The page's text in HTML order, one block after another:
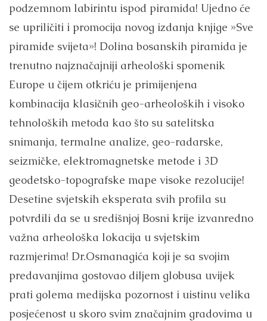
podzemnom labirintu ispod piramida! Ujedno će
se upriličiti i promocija novog izdanja knjige »Sve
piramide svijeta»! Dolina bosanskih piramida je
trenutno najznačajniji arheološki spomenik
Europe u čijem otkriću je primijenjena
kombinacija klasičnih geo-arheoloških i visoko
tehnoloških metoda kao što su satelitska
snimanja, termalne analize, geo-radarske,
seizmičke, elektromagnetske metode i 3D
geodetsko-topografske mape visoke rezolucije!
Desetine svjetskih eksperata svih profila su
potvrdili da se u središnjoj Bosni krije izvanredno
važna arheološka lokacija u svjetskim
razmjerima! Dr.Osmanagića koji je sa svojim
predavanjima gostovao diljem globusa uvijek
prati golema medijska pozornost i uistinu velika
posjećenost u skoro svim značajnim gradovima u